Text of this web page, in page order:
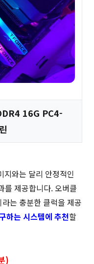
16G PC4-
지와는 달리 안정적인
를 제공합니다. 오버클
는 충분한 클럭을 제공
하는 시스템에 추천할
)